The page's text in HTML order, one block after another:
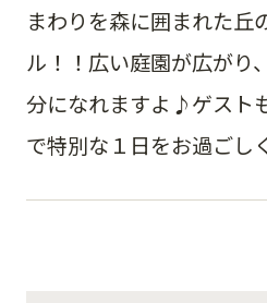
まわりを森に囲まれた丘
ル！！広い庭園が広がり
分になれますよ♪ゲスト
で特別な１日をお過ごし